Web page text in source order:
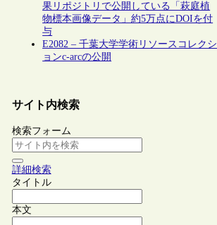
果リポジトリで公開している「萩庭植
物標本画像データ」約5万点にDOIを付
与
E2082 – 千葉大学学術リソースコレクシ
ョンc-arcの公開
サイト内検索
検索フォーム
詳細検索
タイトル
本文